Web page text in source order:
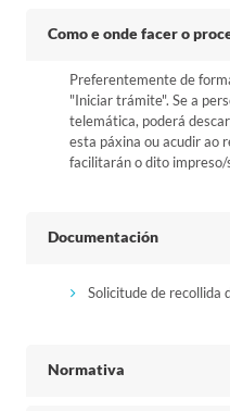
Como e onde facer o
Preferentemente de
"Iniciar trámite". Se a
telemática, poderá
esta páxina ou acudir ao
facilitarán o dito
Documentación
Solicitude de recollida
Normativa